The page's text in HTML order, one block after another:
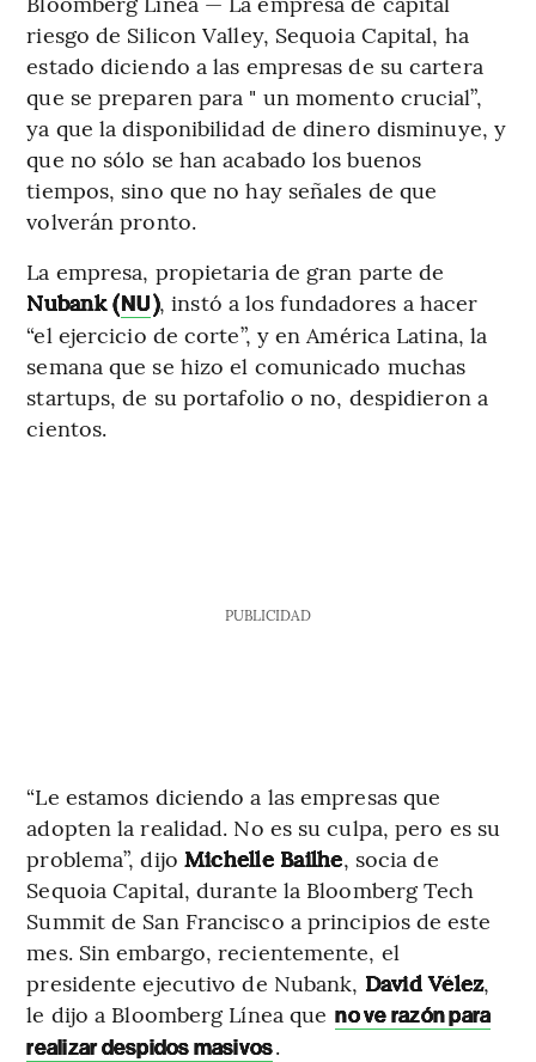
riesgo de Silicon Valley, Sequoia Capital, ha
estado diciendo a las empresas de su cartera
que se preparen para " un momento crucial”,
ya que la disponibilidad de dinero disminuye, y
que no sólo se han acabado los buenos
tiempos, sino que no hay señales de que
volverán pronto.
La empresa, propietaria de gran parte de
Nubank (NU), instó a los fundadores a hacer
“el ejercicio de corte”, y en América Latina, la
semana que se hizo el comunicado muchas
startups, de su portafolio o no, despidieron a
cientos.
PUBLICIDAD
“Le estamos diciendo a las empresas que
adopten la realidad. No es su culpa, pero es su
problema”, dijo Michelle Bailhe, socia de
Sequoia Capital, durante la Bloomberg Tech
Summit de San Francisco a principios de este
mes. Sin embargo, recientemente, el
presidente ejecutivo de Nubank, David Vélez,
le dijo a Bloomberg Línea que no ve razón para
realizar despidos masivos.